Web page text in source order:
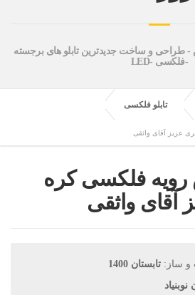
- طراحی و ساخت جدیدترین تابلو های برجسته
-فلکسی -LED
تابلو فلکسی
عزیز آقای واثقی
فلکسی کره
واثقی
و ساز: تابستان 1400
نوبنیاد